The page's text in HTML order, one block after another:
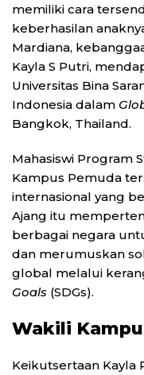
memiliki cara
keberhasilan
Mardiana,
Kayla S Putri,
Universitas Bina
Indonesia dalam
Bangkok, Thailand.
Mahasiswi Program
Kampus Pemuda
internasional yang
Ajang itu
berbagai negara
dan merumuskan
global melalui
Goals (SDGs).
Wakili
Keikutsertaan Kayla